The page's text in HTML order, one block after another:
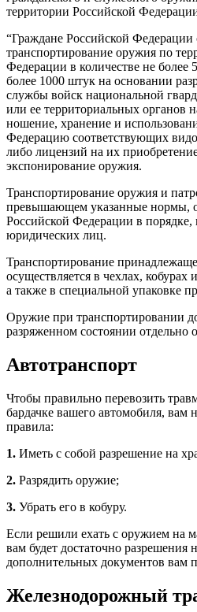
территории Российской
“Граждане Российской Федерации
транспортирование оружия по
Федерации в количестве не более
более 1000 штук на основании
службы войск национальной
или ее территориальных органов
ношение, хранение и
Федерацию соответствующих
либо лицензий на их
экспонирование оружия.
Транспортирование оружия и
превышающем указанные нормы,
Российской Федерации в порядке,
юридических лиц.
Транспортирование
осуществляется в чехлах,
а также в специальной упаковке
Оружие при транспортировании
разряженном состоянии отдельно
Автотранспорт
Чтобы правильно перевозить
бардачке вашего автомобиля, вам
правила:
1. Иметь с собой разрешение на
2. Разрядить оружие;
3. Убрать его в кобуру.
Если решили ехать с оружием на
вам будет достаточно
дополнительных документов вам
Железнодорожный